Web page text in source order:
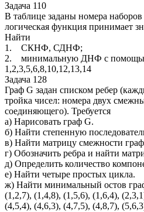
Задача 110
В таблице заданы номера
логическая функция принимает
Найти
1. СКНФ, СДНФ;
2. минимальную ДНФ с
1,2,3,5,6,8,10,12,13,14
Задача 128
Граф G задан списком ребер
тройка чисел: номера двух
соединяющего). Требуется
а) Нарисовать граф G.
б) Найти степенную
в) Найти матрицу смежности
г) Обозначить ребра и найти
д) Определить количество
е) Найти четыре простых цикла.
ж) Найти минимальный остов
(1,2,7), (1,4,8), (1,5,6), (1,6,4),
(4,5,4), (4,6,3), (4,7,5), (4,8,7),